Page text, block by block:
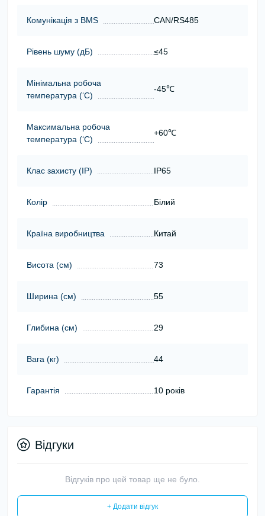
Комунікація з BMS CAN/RS485
Рівень шуму (дБ) ≤45
Мінімальна робоча
температура (‘С)
-45℃
Максимальна робоча
температура (‘С)
+60℃
Клас захисту (ІР) IP65
Колір Білий
Країна виробництва Китай
Висота (cм) 73
Ширина (cм) 55
Глибина (cм) 29
Вага (кг) 44
Гарантія 10 років
Відгуки
Відгуків про цей товар ще не було.
+ Додати відгук